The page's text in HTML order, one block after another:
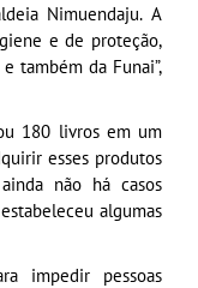
Nimuendaju. A
e de proteção,
também da Funai”,
180 livros em um
esses produtos
não há casos
algumas
impedir pessoas